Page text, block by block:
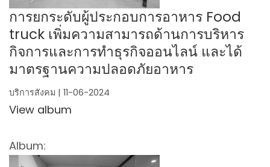
การยกระดับผู้ประกอบการอาหาร Food
truck เพิ่มความสามารถด้านการบริหาร
กิจการและการทำธุรกิจออนไลน์ และได้
มาตรฐานความปลอดภัยอาหาร
บริการสังคม | 11-06-2024
View album
Album: